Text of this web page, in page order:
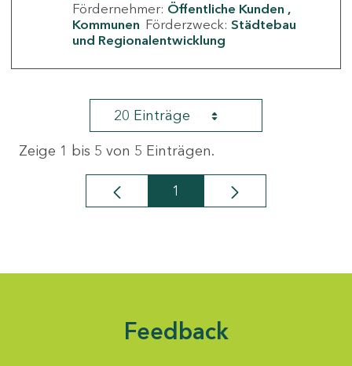
Fördernehmer: Öffentliche Kunden
Kommunen Förderzweck: Städtebau
und Regionalentwicklung
20 Einträge
Zeige 1 bis 5 von 5 Einträgen.
Seite
1
Feedback